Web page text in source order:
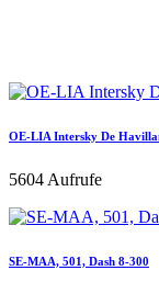
OE-LIA Intersky De
5604 Aufrufe
SE-MAA, 501, Dash 8-300